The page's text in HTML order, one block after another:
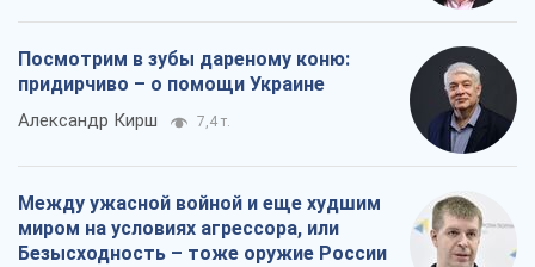
Посмотрим в зубы дареному коню:
придирчиво – о помощи Украине
Александр Кирш 7,4 т.
Между ужасной войной и еще худшим
миром на условиях агрессора, или
Безысходность – тоже оружие России